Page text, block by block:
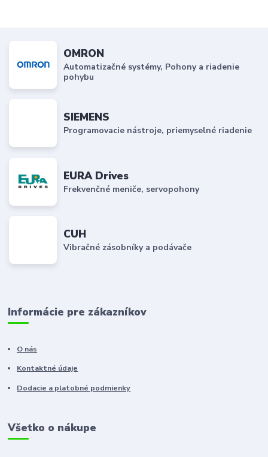
OMRON
Automatizačné systémy, Pohony a riadenie
pohybu
SIEMENS
Programovacie nástroje, priemyselné riadenie
EURA Drives
Frekvenčné meniče, servopohony
CUH
Vibračné zásobníky a podávače
Informácie pre zákazníkov
O nás
Kontaktné údaje
Dodacie a platobné podmienky
Všetko o nákupe